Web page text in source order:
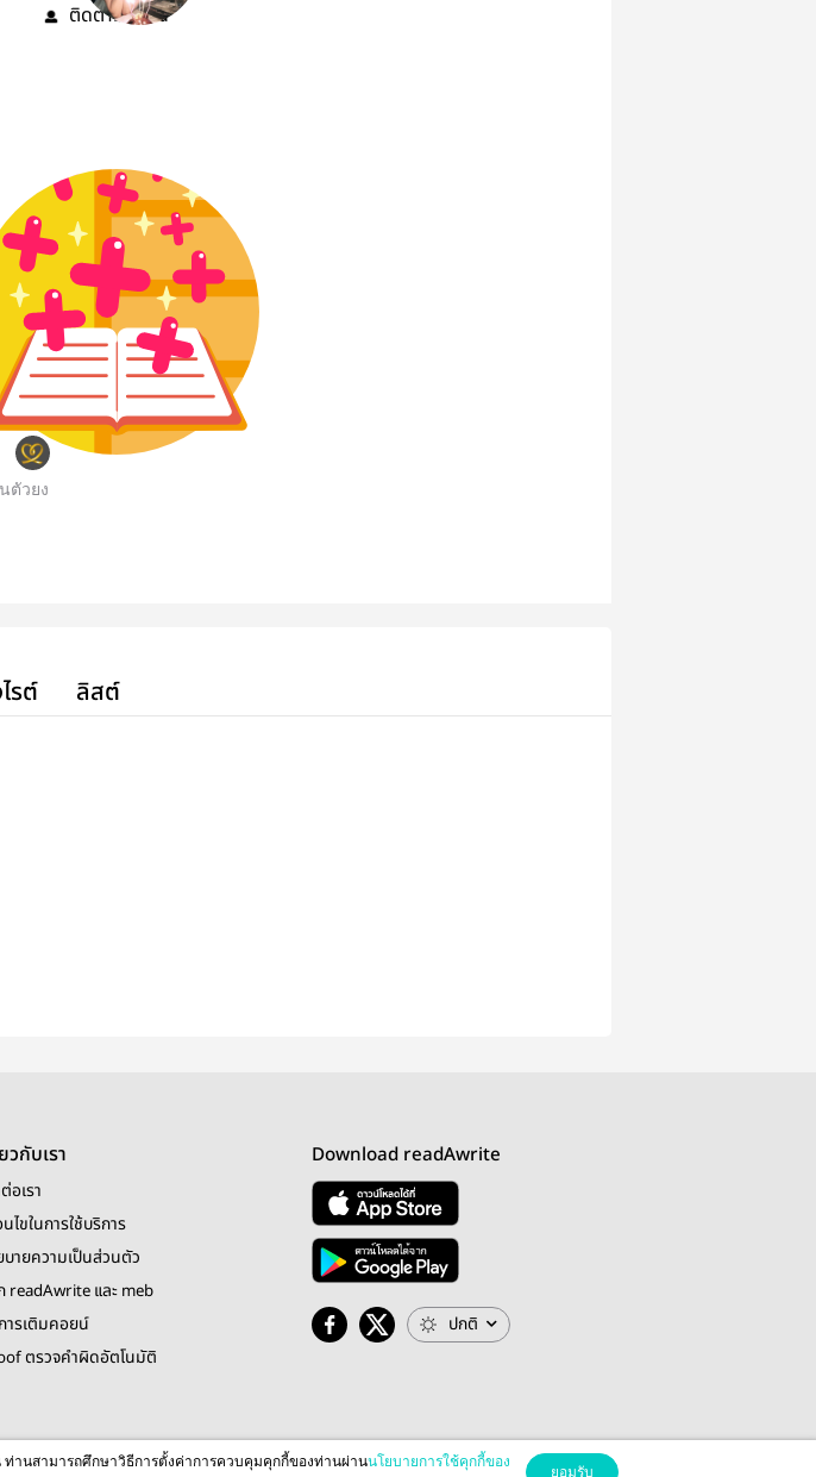
ติดตาม2คน
ตัวยง
รต์ ลิสต์
วกับเรา
อเรา
นไขในการใช้บริการ
บายความเป็นส่วนตัว
readAwrite และ meb
ารเติมคอยน์
ตรวจคำผิดอัตโนมัติ
Download readAwrite
ปกติ
Public Company Limited
Google
านสามารถศึกษาวิธีการตั้งค่าการควบคุมคุกกี้ของท่านผ่านนโยบายการใช้คุกกี้ของ
ยอมรับ